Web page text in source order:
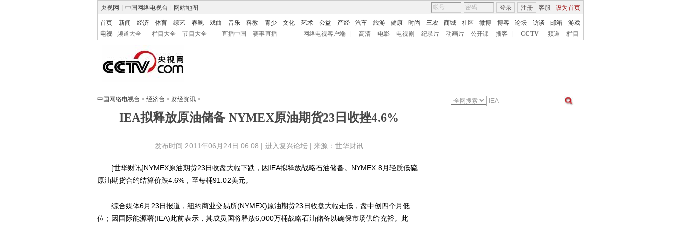
央视网 中国网络电视台 网站地图 客服 设为首页
登录 注册
首页 新闻 经济 体育 综艺 春晚 戏曲 音乐 科教 青少 文化 艺术 公益 产经 汽车 旅游 健康 时尚 三农 商城 社区 微博 博客 论坛 访谈 邮箱
游戏
电视
频道大全 栏目大全 节目大全 直播中国 赛事直播 网络电视客户端 高清 电影 电视剧 纪录片 动画片 公开课 播客 CCTV 频道 栏目
中国网络电视台 > 经济台 > 财经资讯 >
IEA拟释放原油储备 NYMEX原油期货23日收挫4.6%
发布时间:2011年06月24日 06:08 | 进入复兴论坛| 来源：世华财讯
[世华财讯]NYMEX原油期货23日收盘大幅下跌，因IEA拟释放战略石油储备。NYMEX 8月轻质低硫
原油期货合约结算价跌4.6%，至每桶91.02美元。
综合媒体6月23日报道，纽约商业交易所(NYMEX)原油期货23日收盘大幅走低，盘中创四个月低
位；因国际能源署(IEA)此前表示，其成员国将释放6,000万桶战略石油储备以确保市场供给充裕。此